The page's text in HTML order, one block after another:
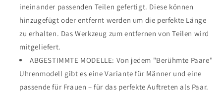
ineinander passenden Teilen gefertigt. Diese können
hinzugefügt oder entfernt werden um die perfekte Länge
zu erhalten. Das Werkzeug zum entfernen von Teilen wird
mitgeliefert.
ABGESTIMMTE MODELLE: Von jedem "Berühmte Paare"
Uhrenmodell gibt es eine Variante für Männer und eine
passende für Frauen – für das perfekte Auftreten als Paar.